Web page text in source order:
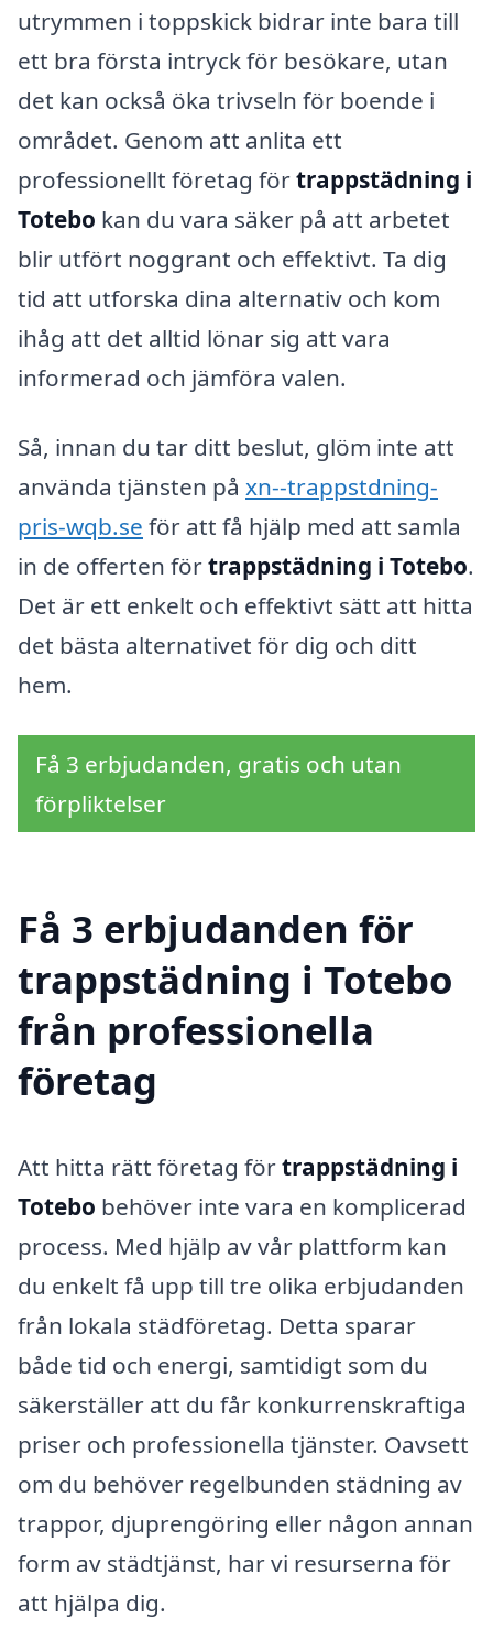
utrymmen i toppskick bidrar inte bara till
ett bra första intryck för besökare, utan
det kan också öka trivseln för boende i
området. Genom att anlita ett
professionellt företag förtrappstädning i
Totebo kan du vara säker på att arbetet
blir utfört noggrant och effektivt. Ta dig
tid att utforska dina alternativ och kom
ihåg att det alltid lönar sig att vara
informerad och jämföra valen.
Så, innan du tar ditt beslut, glöm inte att
använda tjänsten på xn--trappstdning-
pris-wqb.se för att få hjälp med att samla
in de offerten förtrappstädning i Totebo.
Det är ett enkelt och effektivt sätt att hitta
det bästa alternativet för dig och ditt
hem.
Få 3 erbjudanden, gratis och utan
förpliktelser
Få 3 erbjudanden för
trappstädning i Totebo
från professionella
företag
Att hitta rätt företag förtrappstädning i
Totebo behöver inte vara en komplicerad
process. Med hjälp av vår plattform kan
du enkelt få upp till tre olika erbjudanden
från lokala städföretag. Detta sparar
både tid och energi, samtidigt som du
säkerställer att du får konkurrenskraftiga
priser och professionella tjänster. Oavsett
om du behöver regelbunden städning av
trappor, djuprengöring eller någon annan
form av städtjänst, har vi resurserna för
att hjälpa dig.